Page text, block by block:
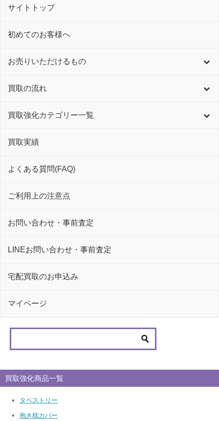
サイトトップ
初めてのお客様へ
お売りいただけるもの
買取の流れ
買取強化カテゴリー一覧
買取実績
よくある質問(FAQ)
ご利用上の注意点
お問い合わせ・事前査定
LINEお問い合わせ・事前査定
宅配買取のお申込み
マイページ
買取強化商品一覧
タペストリー
抱き枕カバー